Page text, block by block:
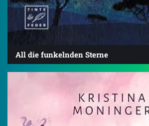
All die funkelnden Sterne